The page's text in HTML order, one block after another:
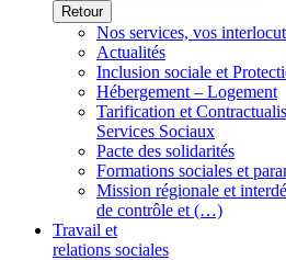
Retour
Nos services, vos
Actualités
Inclusion sociale et
Hébergement – Logement
Tarification et
Services Sociaux
Pacte des solidarités
Formations sociales et
Mission régionale et
de contrôle et (…)
Travail et
relations sociales